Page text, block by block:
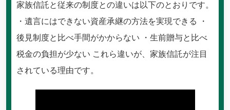
家族信託と従来の制度との違いは以下のとおりです。
・遺言にはできない資産承継の方法を実現できる ・
後見制度と比べ手間がかからない ・生前贈与と比べ
税金の負担が少ない これら違いが、家族信託が注目
されている理由です。